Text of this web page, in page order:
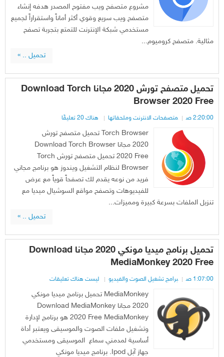
مشروع متصفح ويب مفتوح المصدر هدفه إنشاء
متصفح ويب سريع وقوي أكثر أماناً واستقراراً لجميع
مستخدمي شبكة الإنترنت للتمتع بتجربة تصفح
مثالية. متصفح كروميوم...
تحميل .. »
تحميل متصفح تورش 2020 مجانا Download Torch
Browser 2020 Free
2:20:00 ص متصفحات الانترنت وملحقاتها هناك 20 تعليقًا
Torch Browser تحميل متصفح تورش
2020 مجانا Download Torch Browser
2020 Free تحميل متصفح تورش Torch
Browser لنظام التشغيل ويندوز هو برنامج مجاني
فريد من نوعه يقدم لك تصفحاً قوياً مع عرض
للفيديوهات وتصفح مواقع السوشيال ميديا مع
تنزيل الملفات بسرعة كبيرة ومميزات...
تحميل .. »
تحميل برنامج ميديا مونكي 2020 مجانا Download
MediaMonkey 2020 Free
1:07:00 ص برامج تشغيل الصوت والفيديو ليست هناك تعليقات
MediaMonkey تحميل برنامج ميديا مونكي
2020 مجانا Download MediaMonkey
2020 Free MediaMonkey هو برنامج لإدارة
وتشغيل ملفات الصوت والموسيقى ويعتبر أداة
أساسية لمدمني سماع الموسيقى ومستخدمي
جهاز آبل Ipod. برنامج ميديا مونكي